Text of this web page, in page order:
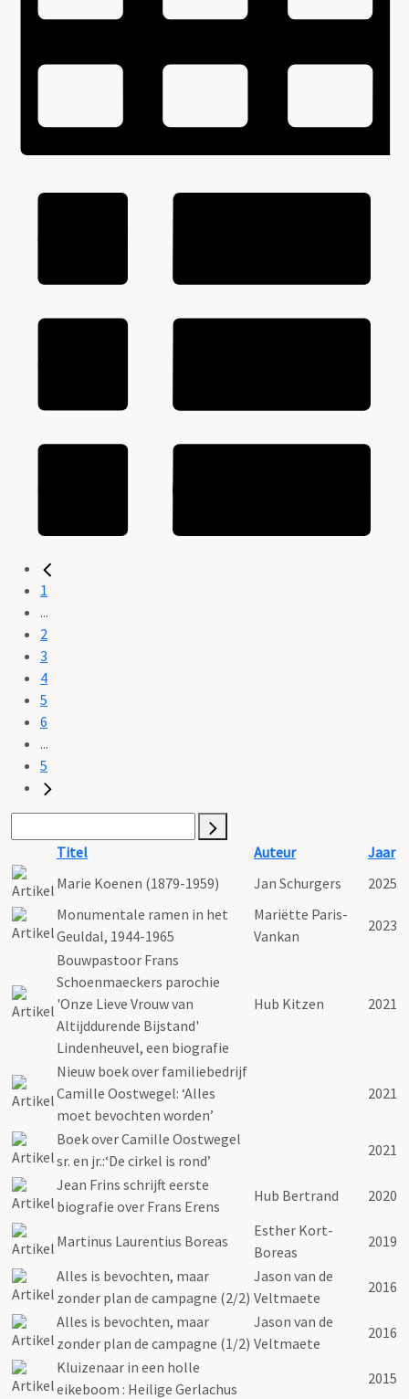
1
...
2
3
4
5
6
...
5
Titel Auteur
Jaar
Marie Koenen (1879-1959)
Jan Schurgers
2025
Monumentale ramen in het
Geuldal, 1944-1965
Mariëtte Paris-
Vankan
2023
Bouwpastoor Frans
Schoenmaeckers parochie
'Onze Lieve Vrouw van
Altijddurende Bijstand'
Lindenheuvel, een biografie
Hub Kitzen 2021
Nieuw boek over familiebedrijf
Camille Oostwegel: ‘Alles
moet bevochten worden’
2021
Boek over Camille Oostwegel
sr. en jr.:‘De cirkel is rond’
2021
Jean Frins schrijft eerste
biografie over Frans Erens
Hub Bertrand 2020
Martinus Laurentius Boreas
Esther Kort-
Boreas
2019
Alles is bevochten, maar
zonder plan de campagne (2/2)
Jason van de
Veltmaete
2016
Alles is bevochten, maar
zonder plan de campagne (1/2)
Jason van de
Veltmaete
2016
Kluizenaar in een holle
eikeboom : Heilige Gerlachus
2015